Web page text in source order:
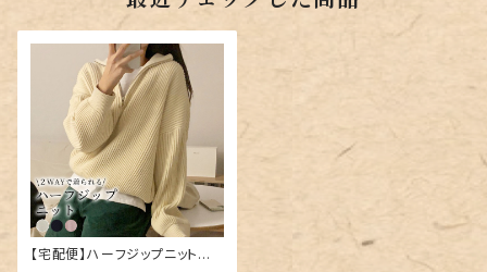
【宅配便】ハーフジップニット／t